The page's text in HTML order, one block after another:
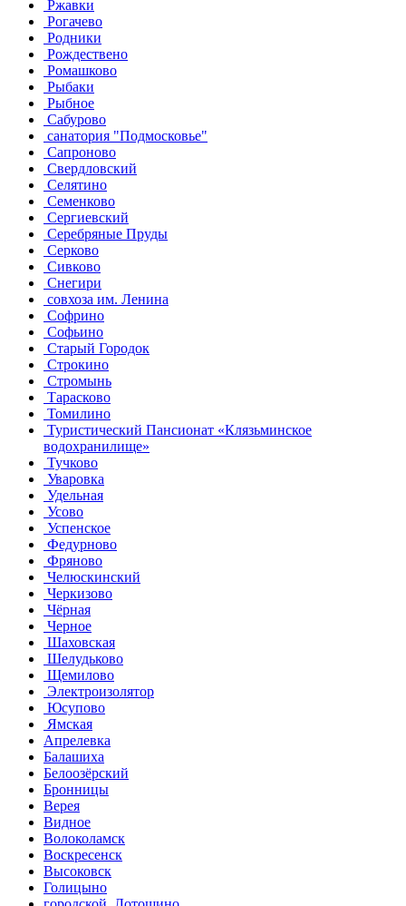
Ржавки
Рогачево
Родники
Рождествено
Ромашково
Рыбаки
Рыбное
Сабурово
санатория "Подмосковье"
Сапроново
Свердловский
Селятино
Семенково
Сергиевский
Серебряные Пруды
Серково
Сивково
Снегири
совхоза им. Ленина
Софрино
Софьино
Старый Городок
Строкино
Стромынь
Тарасково
Томилино
Туристический Пансионат «Клязьминское
водохранилище»
Тучково
Уваровка
Удельная
Усово
Успенское
Федурново
Фряново
Челюскинский
Черкизово
Чёрная
Черное
Шаховская
Шелудьково
Щемилово
Электроизолятор
Юсупово
Ямская
Апрелевка
Балашиха
Белоозёрский
Бронницы
Верея
Видное
Волоколамск
Воскресенск
Высоковск
Голицыно